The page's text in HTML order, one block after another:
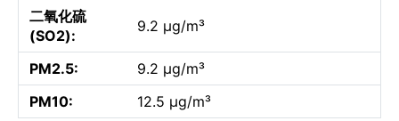
二氧化硫
(SO2):
9.2 µg/m³
PM2.5:
9.2 µg/m³
PM10:
12.5 µg/m³